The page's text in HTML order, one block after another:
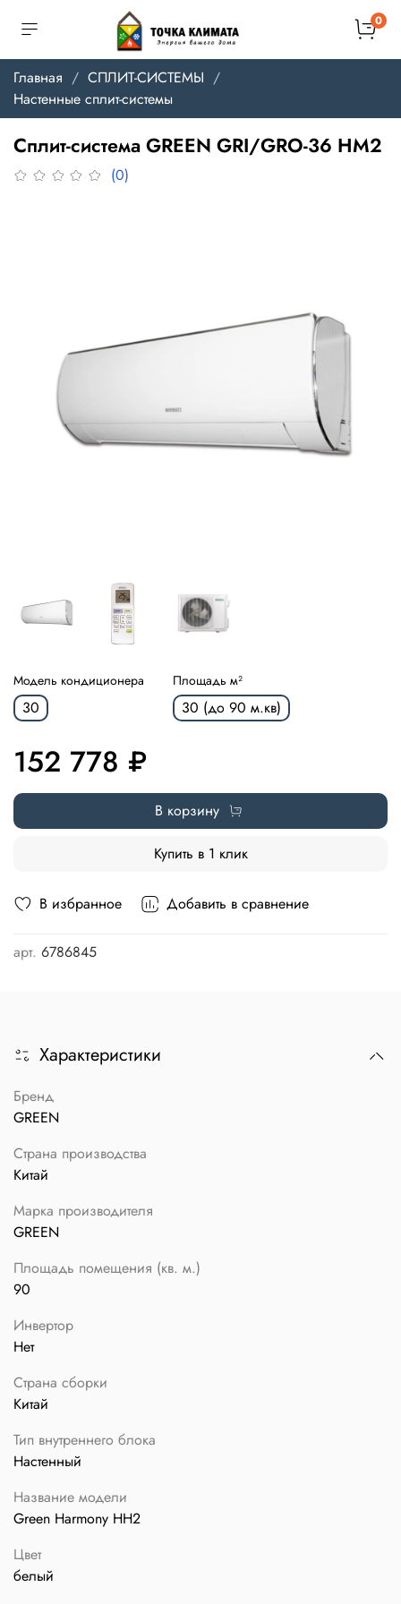
0
Главная
СПЛИТ-СИСТЕМЫ
Настенные сплит-системы
Сплит-система GREEN GRI/GRO-36 HM2
(0)
В избранное Добавить в сравнение
арт. 6786845
Модель кондиционера
30
Площадь м²
30 (до 90 м.кв)
152 778 ₽
В корзину
Купить в 1 клик
Характеристики
Бренд
GREEN
Страна производства
Китай
Марка производителя
GREEN
Площадь помещения (кв. м.)
90
Инвертор
Нет
Страна сборки
Китай
Тип внутреннего блока
Настенный
Название модели
Green Harmony HH2
Цвет
белый